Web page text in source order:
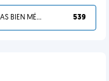
TU L'AS BIEN MÉRITÉ 539